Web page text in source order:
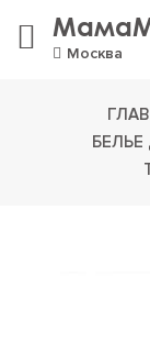
Москва